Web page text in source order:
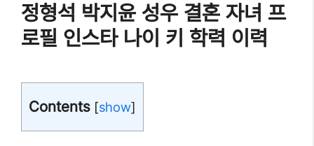
정형석 박지윤 성우 결혼 자녀 프
로필 인스타 나이 키 학력 이력
Contents [show]